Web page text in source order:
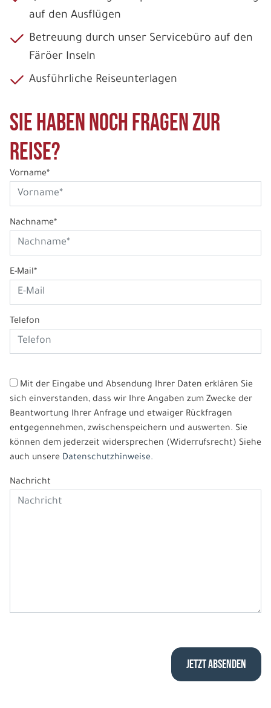
auf den Ausflügen
Betreuung durch unser Servicebüro auf den
Färöer Inseln
Ausführliche Reiseunterlagen
Sie haben noch Fragen zur
Reise?
Vorname*
Nachname*
E-Mail*
Telefon
Mit der Eingabe und Absendung Ihrer Daten erklären Sie
sich einverstanden, dass wir Ihre Angaben zum Zwecke der
Beantwortung Ihrer Anfrage und etwaiger Rückfragen
entgegennehmen, zwischenspeichern und auswerten. Sie
können dem jederzeit widersprechen (Widerrufsrecht) Siehe
auch unsere Datenschutzhinweise.
Nachricht